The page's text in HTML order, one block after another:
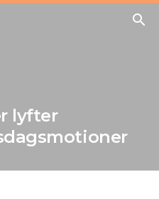
search
lyfter